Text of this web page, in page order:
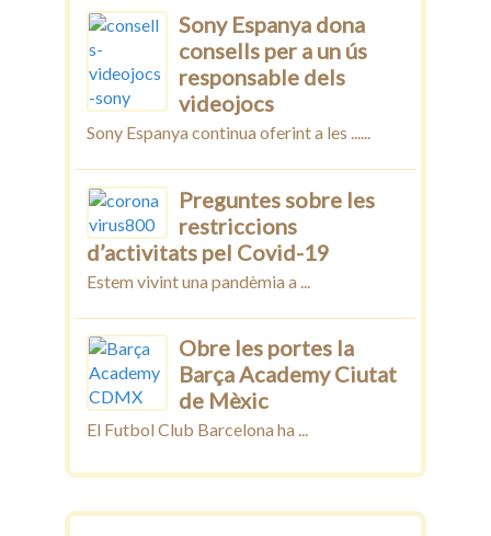
Sony Espanya dona
consells per a un ús
responsable dels
videojocs
Sony Espanya continua oferint a les ......
Preguntes sobre les
restriccions
d’activitats pel Covid-19
Estem vivint una pandèmia a ...
Obre les portes la
Barça Academy Ciutat
de Mèxic
El Futbol Club Barcelona ha ...